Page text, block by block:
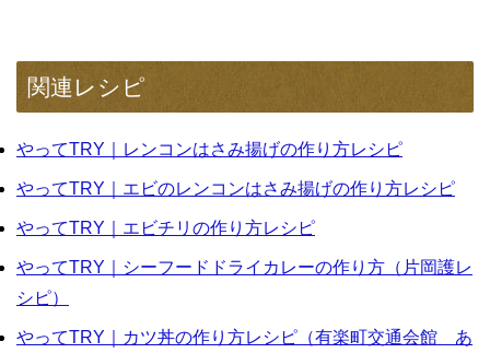
関連レシピ
やってTRY｜レンコンはさみ揚げの作り方レシピ
やってTRY｜エビのレンコンはさみ揚げの作り方レシピ
やってTRY｜エビチリの作り方レシピ
やってTRY｜シーフードドライカレーの作り方（片岡護レ
シピ）
やってTRY｜カツ丼の作り方レシピ（有楽町交通会館 あ